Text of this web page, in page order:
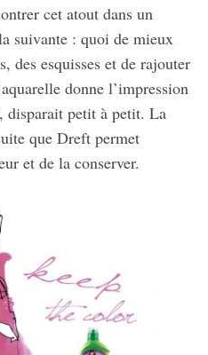
cet atout dans un
suivante : quoi de mieux
des esquisses et de rajouter
donne l’impression
disparait petit à petit. La
que Dreft permet
et de la conserver.